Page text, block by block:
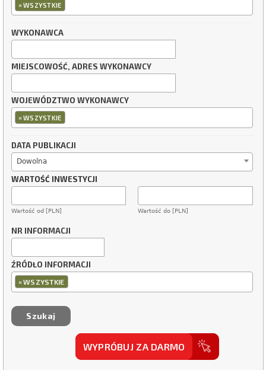
×WSZYSTKIE
WYKONAWCA
MIEJSCOWOŚĆ, ADRES WYKONAWCY
WOJEWÓDZTWO WYKONAWCY
×WSZYSTKIE
DATA PUBLIKACJI
Dowolna
WARTOŚĆ INWESTYCJI
Wartość od [PLN] Wartość do [PLN]
NR INFORMACJI
ŹRÓDŁO INFORMACJI
×WSZYSTKIE
WYPRÓBUJ ZA DARMO